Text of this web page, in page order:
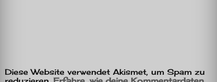
Diese Website verwendet Akismet, um Spam zu